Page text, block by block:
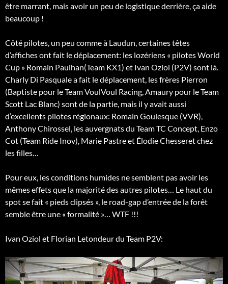
être marrant, mais avoir un peu de logistique derrière, ça aide
beaucoup !
Côté pilotes, un peu comme à Laudun, certaines têtes
d’affiches ont fait le déplacement: les lozériens « pilotes World
Cup » Romain Paulhan(Team KX1) et Ivan Oziol (P2V) sont là.
Charly Di Pasquale a fait le déplacement, les frères Pierron
(Baptiste pour le Team VoulVoul Racing, Amaury pour le Team
Scott Lac Blanc) sont de la partie, mais il y avait aussi
d’excellents pilotes régionaux: Romain Goulesque (VVR),
Anthony Chirossel, les auvergnats du Team TC Concept, Enzo
Cot (Team Ride Inov), Marie Pastre et Élodie Chesseret chez
les filles…
Pour eux, les conditions humides ne semblent pas avoir les
mêmes effets que la majorité des autres pilotes… Le haut du
spot se fait « pieds clipsés », le road-gap d’entrée de la forêt
semble être une « formalité »… WTF !!!
Ivan Oziol et Florian Letondeur du Team P2V: